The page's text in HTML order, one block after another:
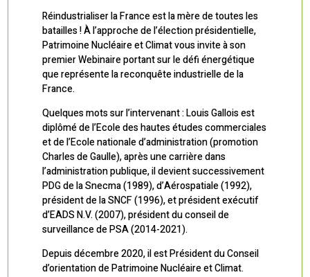
Réindustrialiser la France est la mère de toutes les
batailles ! À l’approche de l’élection présidentielle,
Patrimoine Nucléaire et Climat vous invite à son
premier Webinaire portant sur le défi énergétique
que représente la reconquête industrielle de la
France.
Quelques mots sur l’intervenant : Louis Gallois est
diplômé de l’Ecole des hautes études commerciales
et de l’Ecole nationale d’administration (promotion
Charles de Gaulle), après une carrière dans
l’administration publique, il devient successivement
PDG de la Snecma (1989), d’Aérospatiale (1992),
président de la SNCF (1996), et président exécutif
d’EADS N.V. (2007), président du conseil de
surveillance de PSA (2014-2021).
Depuis décembre 2020, il est Président du Conseil
d’orientation de Patrimoine Nucléaire et Climat.